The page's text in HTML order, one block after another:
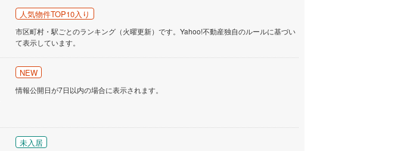
人気物件TOP10入り
市区町村・駅ごとのランキング（火曜更新）です。Yahoo!不動産独自のルールに基づい
て表示しています。
NEW
情報公開日が7日以内の場合に表示されます。
未入居